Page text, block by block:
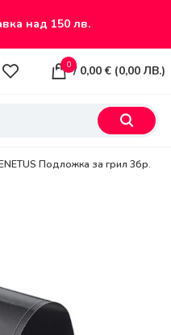
над 150 лв.
0 / 0,00€ (0,00 ЛВ.)
Подложка за грил 3бр.